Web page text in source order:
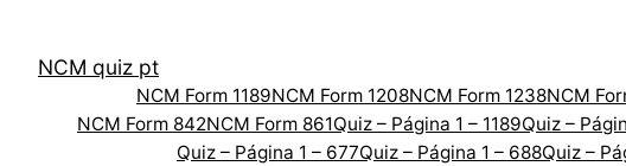
contentNCM quiz pt
NCM Form 1189NCM Form 1208NCM Form 1238NCM
NCM Form 842NCM Form 861Quiz – Página 1 – 1189Quiz –
Quiz – Página 1 – 677Quiz – Página 1 – 688Quiz –